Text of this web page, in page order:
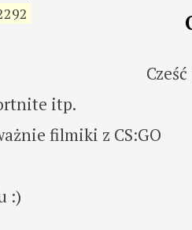
itp.
filmiki z CS:GO
:)